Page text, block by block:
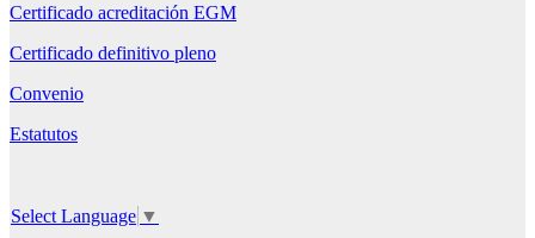
Certificado acreditación EGM
Certificado definitivo pleno
Convenio
Estatutos
Select Language ▼